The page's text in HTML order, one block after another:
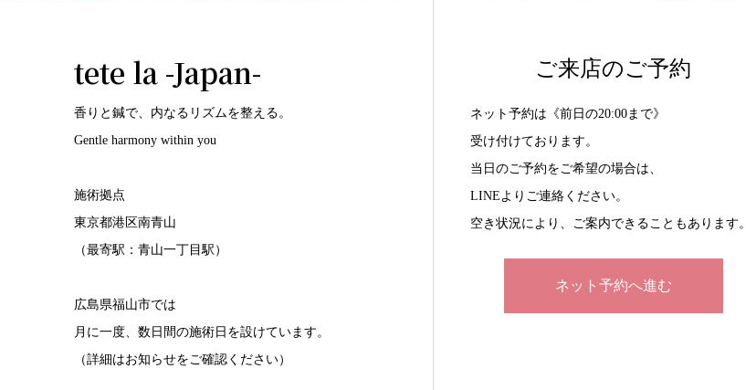
tete la -Japan-
香りと鍼で、内なるリズムを整える。
Gentle harmony within you
施術拠点
東京都港区南青山
（最寄駅：青山一丁目駅）
広島県福山市では
月に一度、数日間の施術日を設けています。
（詳細はお知らせをご確認ください）
ご来店のご予約
ネット予約は《前日の20:00まで》
受け付けております。
当日のご予約をご希望の場合は、
LINEよりご連絡ください。
空き状況により、ご案内できることもあります。
ネット予約へ進む